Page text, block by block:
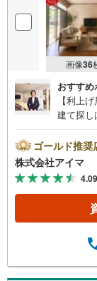
画像36
おすすめ
【利上
建て探し
画」から
す。＼株
のローン
関と提携
金利プ
最適な
いて移
いたし
ゴールド推奨
株式会社アイマ
4.09